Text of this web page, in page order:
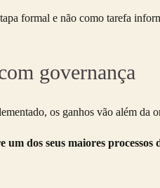
formal e não como tarefa
governança
os ganhos vão além da
dos seus maiores processos